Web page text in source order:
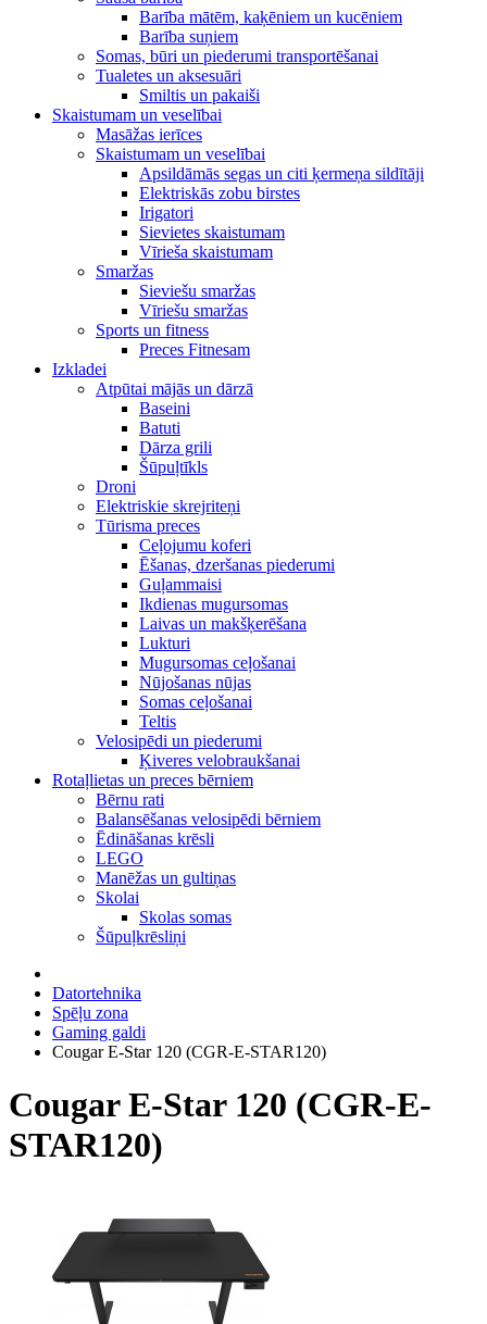
Barība mātēm, kaķēniem un kucēniem
Barība suņiem
Somas, būri un piederumi transportēšanai
Tualetes un aksesuāri
Smiltis un pakaiši
Skaistumam un veselībai
Masāžas ierīces
Skaistumam un veselībai
Apsildāmās segas un citi ķermeņa sildītāji
Elektriskās zobu birstes
Irigatori
Sievietes skaistumam
Vīrieša skaistumam
Smaržas
Sieviešu smaržas
Vīriešu smaržas
Sports un fitness
Preces Fitnesam
Izkladei
Atpūtai mājās un dārzā
Baseini
Batuti
Dārza grili
Šūpuļtīkls
Droni
Elektriskie skrejriteņi
Tūrisma preces
Ceļojumu koferi
Ēšanas, dzeršanas piederumi
Guļammaisi
Ikdienas mugursomas
Laivas un makšķerēšana
Lukturi
Mugursomas ceļošanai
Nūjošanas nūjas
Somas ceļošanai
Teltis
Velosipēdi un piederumi
Ķiveres velobraukšanai
Rotaļlietas un preces bērniem
Bērnu rati
Balansēšanas velosipēdi bērniem
Ēdināšanas krēsli
LEGO
Manēžas un gultiņas
Skolai
Skolas somas
Šūpuļkrēsliņi
Datortehnika
Spēļu zona
Gaming galdi
Cougar E-Star 120 (CGR-E-STAR120)
Cougar E-Star 120 (CGR-E-
STAR120)